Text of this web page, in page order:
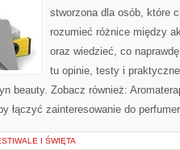
stworzona dla osób, które
rozumieć różnice między
oraz wiedzieć, co
tu opinie, testy i
beauty. Zobacz również:
łączyć zainteresowanie do
I ŚWIĘTA